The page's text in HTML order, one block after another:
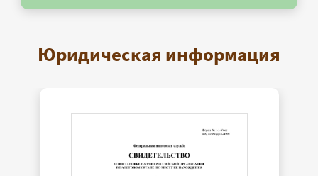
Юридическая информация